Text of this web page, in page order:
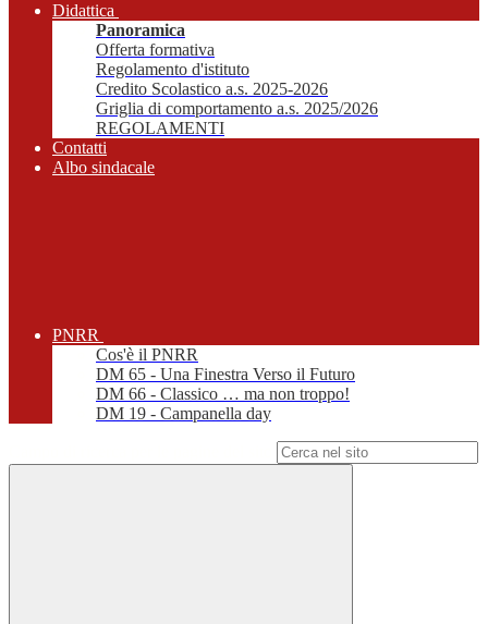
Didattica
Panoramica
Offerta formativa
Regolamento d'istituto
Credito Scolastico a.s. 2025-2026
Griglia di comportamento a.s. 2025/2026
REGOLAMENTI
Contatti
Albo sindacale
PNRR
Cos'è il PNRR
DM 65 - Una Finestra Verso il Futuro
DM 66 - Classico … ma non troppo!
DM 19 - Campanella day